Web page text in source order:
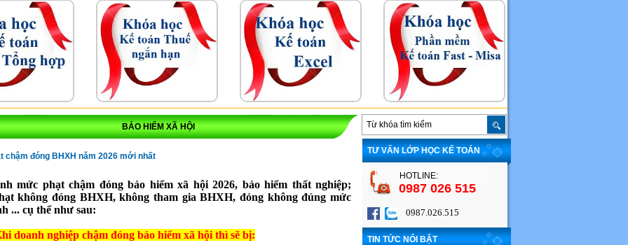
HCM
BẢO HIỂM XÃ HỘI
chậm đóng BHXH năm 2026 mới nhất
mức phạt chậm đóng bảo hiểm xã hội 2026, bảo hiểm thất nghiệp;
không đóng BHXH, không tham gia BHXH, đóng không đúng mức
... cụ thể như sau:
doanh nghiệp chậm đóng bảo hiểm xã hội thì sẽ bị:
TƯ VẤN LỚP HỌC KẾ TOÁN
0987 026 515
HOTLINE:
0987.026.515
TIN TỨC NỔI BẬT